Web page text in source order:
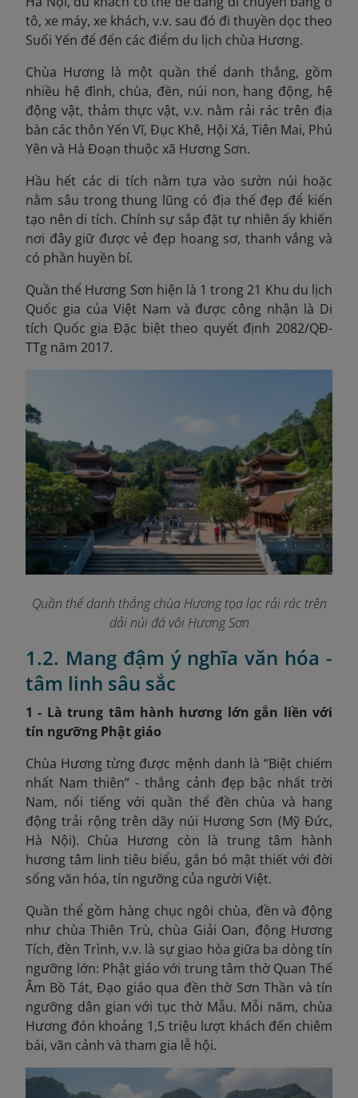
tô, xe máy, xe khách, v.v. sau đó đi thuyền dọc theo
Suối Yến để đến các điểm du lịch chùa Hương.
Chùa Hương là một quần thể danh thắng, gồm
nhiều hệ đình, chùa, đền, núi non, hang động, hệ
động vật, thảm thực vật, v.v. nằm rải rác trên địa
bàn các thôn Yến Vĩ, Đục Khê, Hội Xá, Tiên Mai, Phú
Yên và Hà Đoạn thuộc xã Hương Sơn.
Hầu hết các di tích nằm tựa vào sườn núi hoặc
nằm sâu trong thung lũng có địa thế đẹp để kiến
tạo nên di tích. Chính sự sắp đặt tự nhiên ấy khiến
nơi đây giữ được vẻ đẹp hoang sơ, thanh vắng và
có phần huyền bí.
Quần thể Hương Sơn hiện là 1 trong 21 Khu du lịch
Quốc gia của Việt Nam và được công nhận là Di
tích Quốc gia Đặc biệt theo quyết định 2082/QĐ-
TTg năm 2017.
Quần thể danh thắng chùa Hương tọa lạc rải rác trên
dải núi đá vôi Hương Sơn
1.2. Mang đậm ý nghĩa văn hóa -
tâm linh sâu sắc
1 - Là trung tâm hành hương lớn gắn liền với
tín ngưỡng Phật giáo
Chùa Hương từng được mệnh danh là “Biệt chiếm
nhất Nam thiên” - thắng cảnh đẹp bậc nhất trời
Nam, nổi tiếng với quần thể đền chùa và hang
động trải rộng trên dãy núi Hương Sơn (Mỹ Đức,
Hà Nội). Chùa Hương còn là trung tâm hành
hương tâm linh tiêu biểu, gắn bó mật thiết với đời
sống văn hóa, tín ngưỡng của người Việt.
Quần thể gồm hàng chục ngôi chùa, đền và động
như chùa Thiên Trù, chùa Giải Oan, động Hương
Tích, đền Trình, v.v. là sự giao hòa giữa ba dòng tín
ngưỡng lớn: Phật giáo với trung tâm thờ Quan Thế
Âm Bồ Tát, Đạo giáo qua đền thờ Sơn Thần và tín
ngưỡng dân gian với tục thờ Mẫu. Mỗi năm, chùa
Hương đón khoảng 1,5 triệu lượt khách đến chiêm
bái, vãn cảnh và tham gia lễ hội.